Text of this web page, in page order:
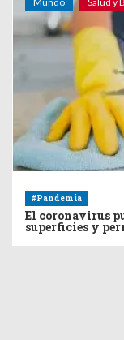
#Pandemia
El coronavirus
superficies y